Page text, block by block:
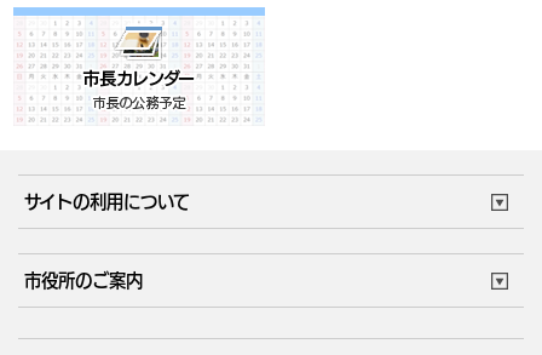
サイトの利用について
市役所のご案内
庁舎地図 組織案内